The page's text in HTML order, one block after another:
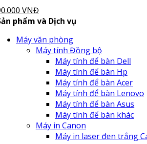
VNĐ
phẩm và Dịch vụ
Máy văn phòng
Máy tính Đồng bộ
Máy tính để bàn Dell
Máy tính để bàn Hp
Máy tính để bàn Acer
Máy tính để bàn Lenovo
Máy tính để bàn Asus
Máy tính để bàn khác
Máy in Canon
Máy in laser đen trắng